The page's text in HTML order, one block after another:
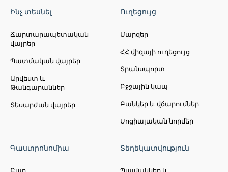
Ինչ տեսնել
Ճարտարապետական
վայրեր
Պատմական վայրեր
Արվեստ և
Թանգարաններ
Տեսարժան վայրեր
Ուղեցույց
Մարզեր
ՀՀ վիզայի ուղեցույց
Տրանսպորտ
Բջջային կապ
Բանկեր և վճարումներ
Սոցիալական նորմեր
Գաստրոնոմիա Տեղեկատվություն